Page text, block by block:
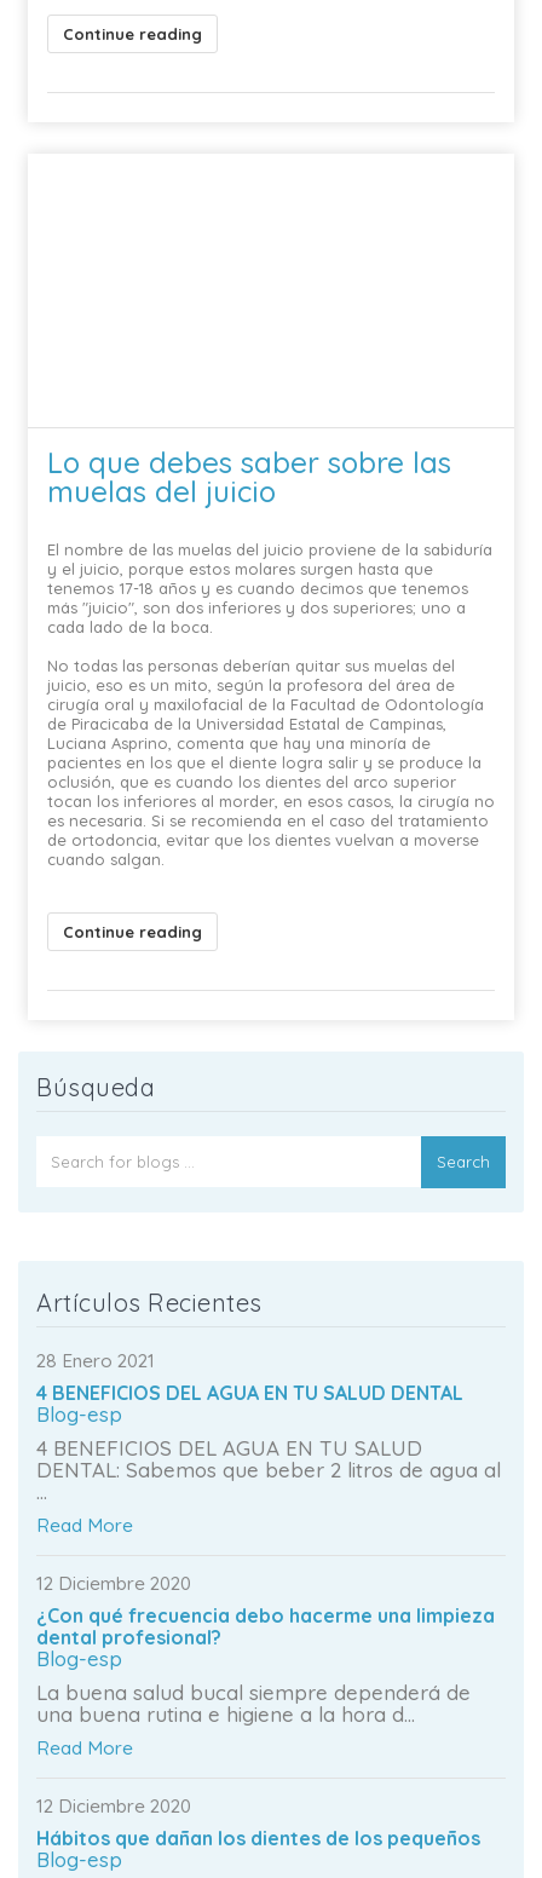
Continue reading
Lo que debes saber sobre las
muelas del juicio
El nombre de las muelas del juicio proviene de la sabiduría
y el juicio, porque estos molares surgen hasta que
tenemos 17-18 años y es cuando decimos que tenemos
más "juicio", son dos inferiores y dos superiores; uno a
cada lado de la boca.
No todas las personas deberían quitar sus muelas del
juicio, eso es un mito, según la profesora del área de
cirugía oral y maxilofacial de la Facultad de Odontología
de Piracicaba de la Universidad Estatal de Campinas,
Luciana Asprino, comenta que hay una minoría de
pacientes en los que el diente logra salir y se produce la
oclusión, que es cuando los dientes del arco superior
tocan los inferiores al morder, en esos casos, la cirugía no
es necesaria. Si se recomienda en el caso del tratamiento
de ortodoncia, evitar que los dientes vuelvan a moverse
cuando salgan.
Continue reading
Búsqueda
Search
Artículos Recientes
28 Enero 2021
4 BENEFICIOS DEL AGUA EN TU SALUD DENTAL
Blog-esp
4 BENEFICIOS DEL AGUA EN TU SALUD
DENTAL: Sabemos que beber 2 litros de agua al
...
Read More
12 Diciembre 2020
¿Con qué frecuencia debo hacerme una limpieza
dental profesional?
Blog-esp
La buena salud bucal siempre dependerá de
una buena rutina e higiene a la hora d...
Read More
12 Diciembre 2020
Hábitos que dañan los dientes de los pequeños
Blog-esp